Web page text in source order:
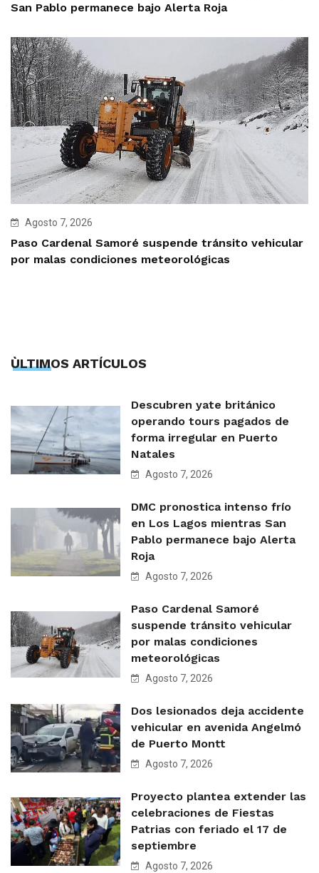
San Pablo permanece bajo Alerta Roja
Agosto 7, 2026
Paso Cardenal Samoré suspende tránsito vehicular
por malas condiciones meteorológicas
ÙLTIMOS ARTÍCULOS
Descubren yate británico
operando tours pagados de
forma irregular en Puerto
Natales
Agosto 7, 2026
DMC pronostica intenso frío
en Los Lagos mientras San
Pablo permanece bajo Alerta
Roja
Agosto 7, 2026
Paso Cardenal Samoré
suspende tránsito vehicular
por malas condiciones
meteorológicas
Agosto 7, 2026
Dos lesionados deja accidente
vehicular en avenida Angelmó
de Puerto Montt
Agosto 7, 2026
Proyecto plantea extender las
celebraciones de Fiestas
Patrias con feriado el 17 de
septiembre
Agosto 7, 2026